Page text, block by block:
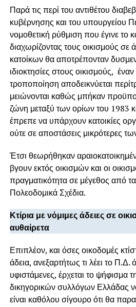
Παρά τις περί του αντιθέτου
κυβέρνησης και του υπουργείου
νομοθετική ρύθμιση που έγινε το
διαχωρίζοντας τους οικισμούς
κατοίκων θα αποτρέπονταν
ιδιοκτησίες στους οικισμούς,
τροποποίηση αποδεικνύεται
μειώνονται καθώς μπήκαν
ζώνη μεταξύ των ορίων του 1983
έπρεπε να υπάρχουν κατοικίες
ούτε σε αποστάσεις μικρότερες
Έτσι θεωρήθηκαν
βγουν εκτός οικισμών και οι
πραγματικότητα σε μέγεθος από
Πολεοδομικά Σχέδια.
Κτίρια με νόμιμες άδειες σε
αυθαίρετα
Επιπλέον, και όσες οικοδομές
άδεια, ανεξαρτήτως τι λέει το Π.Δ.
υφιστάμενες, έρχεται το ψήφισμα
δικηγορικών συλλόγων Ελλάδας
είναι καθόλου σίγουρο ότι θα